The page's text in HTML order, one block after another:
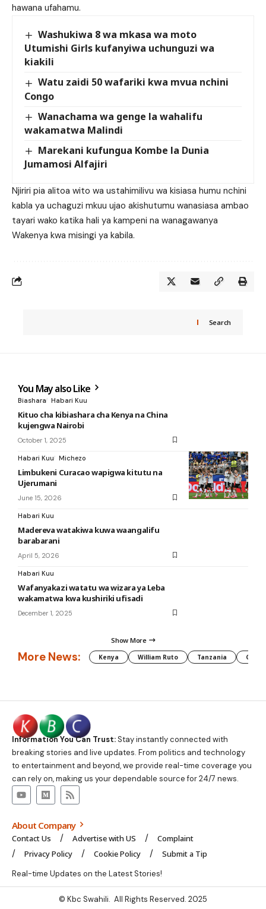
hawana ufahamu.
Washukiwa 8 wa mkasa wa moto
Utumishi Girls kufanyiwa uchunguzi wa
kiakili
Watu zaidi 50 wafariki kwa mvua nchini
Congo
Wanachama wa genge la wahalifu
wakamatwa Malindi
Marekani kufungua Kombe la Dunia
Jumamosi Alfajiri
Njiriri pia alitoa wito wa ustahimilivu wa kisiasa humu nchini
kabla ya uchaguzi mkuu ujao akishutumu wanasiasa ambao
tayari wako katika hali ya kampeni na wanagawanya
Wakenya kwa misingi ya kabila.
Search
You May also Like
Biashara Habari Kuu
Kituo cha kibiashara cha Kenya na China
kujengwa Nairobi
October 1, 2025
Habari Kuu Michezo
Limbukeni Curacao wapigwa kitutu na
Ujerumani
June 15, 2026
Habari Kuu
Madereva watakiwa kuwa waangalifu
barabarani
April 5, 2026
Habari Kuu
Wafanyakazi watatu wa wizara ya Leba
wakamatwa kwa kushiriki ufisadi
December 1, 2025
Show More
More News: Kenya William Ruto Tanzania CAF
Information You Can Trust:Stay instantly connected with
breaking stories and live updates. From politics and technology
to entertainment and beyond, we provide real-time coverage you
can rely on, making us your dependable source for 24/7 news.
About Company
Contact Us Advertise with US
Complaint
Privacy Policy
Cookie Policy Submit a Tip
Real-time Updates on the Latest Stories!
© Kbc Swahili. All Rights Reserved. 2025